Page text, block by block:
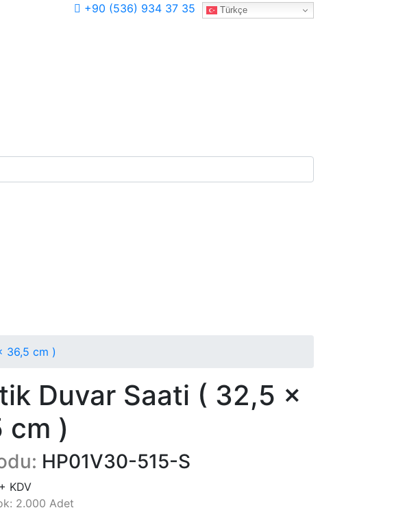
+90 (536) 934 37 35 Türkçe
36,5 cm )
Duvar Saati ( 32,5 x
cm )
HP01V30-515-S
KDV
2.000 Adet